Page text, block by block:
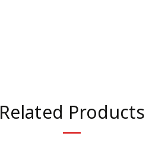
Related Products